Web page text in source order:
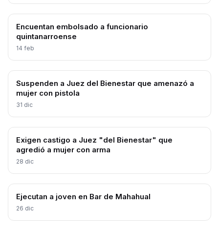
Encuentan embolsado a funcionario
quintanarroense
14 feb
Suspenden a Juez del Bienestar que amenazó a
mujer con pistola
31 dic
Exigen castigo a Juez "del Bienestar" que
agredió a mujer con arma
28 dic
Ejecutan a joven en Bar de Mahahual
26 dic